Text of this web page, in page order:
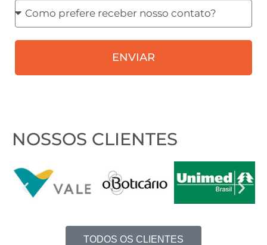
Como
prefere
receber
contato?
ENVIAR
NOSSOS CLIENTES
TODOS OS CLIENTES